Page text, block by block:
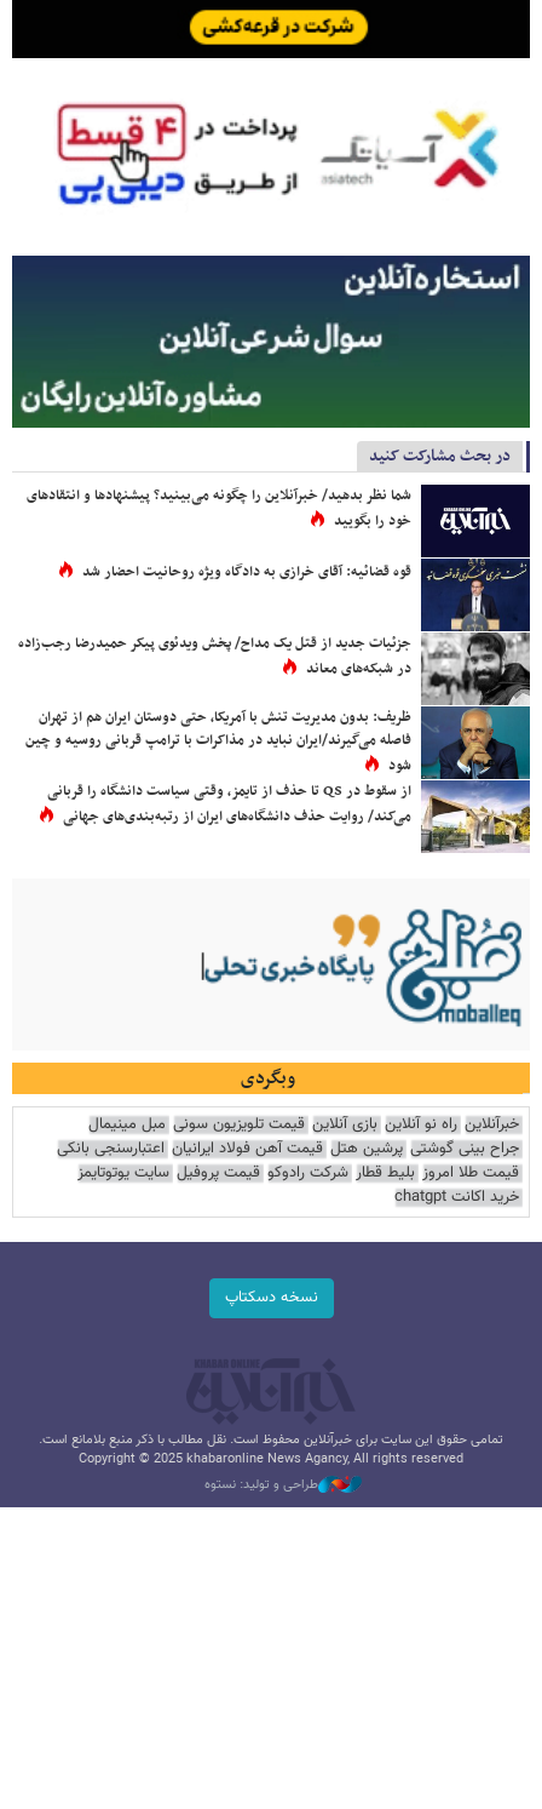
در بحث مشارکت کنید
شما نظر بدهید/ خبرآنلاین را چگونه می‌بینید؟ پیشنهادها و انتقادهای
خود را بگویید
قوه قضائیه: آقای خرازی به دادگاه ویژه روحانیت احضار شد
جزئیات جدید از قتل یک مداح/ پخش ویدئوی پیکر حمیدرضا رجب‌زاده
در شبکه‌های معاند
ظریف: بدون مدیریت تنش با آمریکا، حتی دوستان ایران هم از تهران
فاصله می‌گیرند/ایران نباید در مذاکرات با ترامپ قربانی روسیه و چین
شود
از سقوط در QS تا حذف از تایمز، وقتی سیاست دانشگاه را قربانی
می‌کند/ روایت حذف دانشگاه‌های ایران از رتبه‌بندی‌های جهانی
وبگردی
خبرآنلاین راه نو آنلاین بازی آنلاین قیمت تلویزیون سونی مبل مینیمال
جراح بینی گوشتی پرشین هتل قیمت آهن فولاد ایرانیان اعتبارسنجی بانکی
قیمت طلا امروز بلیط قطار شرکت رادوکو قیمت پروفیل سایت یوتوتایمز
خرید اکانت chatgpt
نسخه دسکتاپ
تمامی حقوق این سایت برای خبرآنلاین محفوظ است. نقل مطالب با ذکر منبع بلامانع است.
Copyright © 2025 khabaronline News Agancy, All rights reserved
طراحی و تولید: نستوه